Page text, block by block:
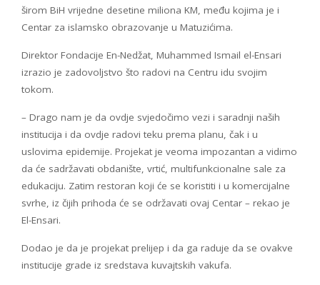
širom BiH vrijedne desetine miliona KM, među kojima je i
Centar za islamsko obrazovanje u Matuzićima.
Direktor Fondacije En-Nedžat, Muhammed Ismail el-Ensari
izrazio je zadovoljstvo što radovi na Centru idu svojim
tokom.
– Drago nam je da ovdje svjedočimo vezi i saradnji naših
institucija i da ovdje radovi teku prema planu, čak i u
uslovima epidemije. Projekat je veoma impozantan a vidimo
da će sadržavati obdanište, vrtić, multifunkcionalne sale za
edukaciju. Zatim restoran koji će se koristiti i u komercijalne
svrhe, iz čijih prihoda će se održavati ovaj Centar – rekao je
El-Ensari.
Dodao je da je projekat prelijep i da ga raduje da se ovakve
institucije grade iz sredstava kuvajtskih vakufa.